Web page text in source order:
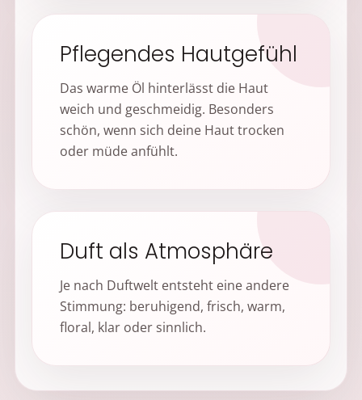
Pflegendes Hautgefühl
Das warme Öl hinterlässt die Haut
weich und geschmeidig. Besonders
schön, wenn sich deine Haut trocken
oder müde anfühlt.
Duft als Atmosphäre
Je nach Duftwelt entsteht eine andere
Stimmung: beruhigend, frisch, warm,
floral, klar oder sinnlich.